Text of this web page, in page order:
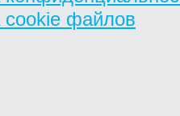
cookie файлов